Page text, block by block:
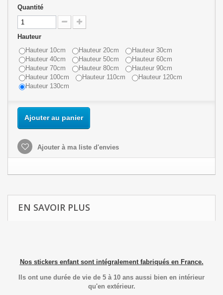
Quantité
Hauteur
Hauteur 10cm
Hauteur 20cm
Hauteur 30cm
Hauteur 40cm
Hauteur 50cm
Hauteur 60cm
Hauteur 70cm
Hauteur 80cm
Hauteur 90cm
Hauteur 100cm
Hauteur 110cm
Hauteur 120cm
Hauteur 130cm
Ajouter au panier
Ajouter à ma liste d'envies
EN SAVOIR PLUS
Nos stickers enfant sont intégralement fabriqués en France.
Ils ont une durée de vie de 5 à 10 ans aussi bien en intérieur
qu'en extérieur.